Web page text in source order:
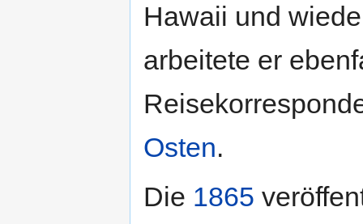
Hawaii und
arbeitete er
Osten.
Die 1865